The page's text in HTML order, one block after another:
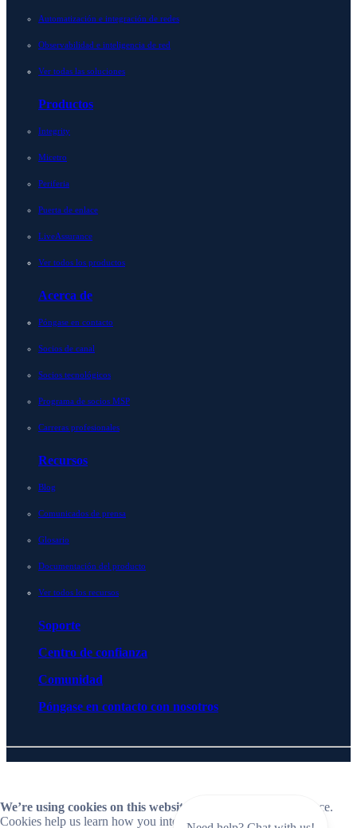
Automatización e integración de redes
Observabilidad e inteligencia de red
Ver todas las soluciones
Productos
Integrity
Micetro
Periferia
Puerta de enlace
LiveAssurance
Ver todos los productos
Acerca de
Póngase en contacto
Socios de canal
Socios tecnológicos
Programa de socios MSP
Carreras profesionales
Recursos
Blog
Comunicados de prensa
Glosario
Documentación del producto
Ver todos los recursos
Soporte
Centro de confianza
Comunidad
Póngase en contacto con nosotros
Follow us on LinkedIn
Follow us on YouTube
We’re using cookies on this website
to improve your experience.
Cookies help us learn how you interact with our website and